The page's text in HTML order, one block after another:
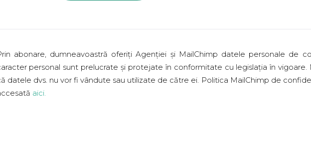
abonare, dumneavoastră oferiți Agenției și MailChimp datele personale de
personal sunt prelucrate și protejate în conformitate cu legislația în vigoare.
datele dvs. nu vor fi vândute sau utilizate de către ei. Politica MailChimp de
aici.